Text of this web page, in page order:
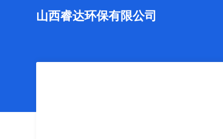
山西睿达环保有限公司